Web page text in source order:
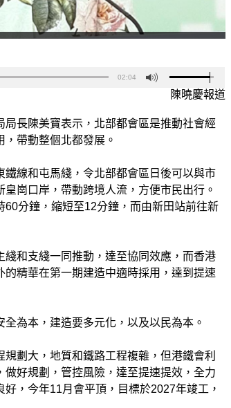
02:04
陳曉慶報道
長陳美寶表示，北部都會區是推動社會經
帶動整個北都發展。
線和屯馬綫，令北部都會區日後可以與市
崗口岸，帶動跨境人流，方便市民出行。
60分鐘，縮短至12分鐘，而由新田站前往新
和支綫一同推動，達至協同效應，而香港
精華在第一期建造中適時採用，達到提速
為本，建造要多元化，以及以民為本。
劃大，地質和鐵路工程複雜，但港鐵會利
好規劃，管控風險，達至提速提效，全力
，今年11月會平頂，目標於2027年竣工，